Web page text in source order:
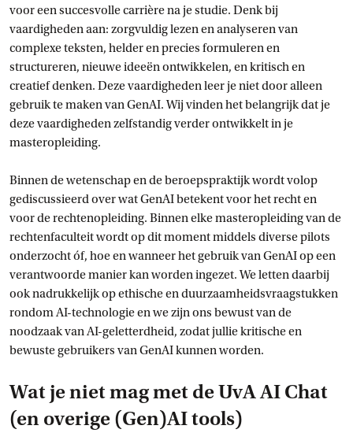
voor een succesvolle carrière na je studie. Denk bij
vaardigheden aan: zorgvuldig lezen en analyseren van
complexe teksten, helder en precies formuleren en
structureren, nieuwe ideeën ontwikkelen, en kritisch en
creatief denken. Deze vaardigheden leer je niet door alleen
gebruik te maken van GenAI. Wij vinden het belangrijk dat je
deze vaardigheden zelfstandig verder ontwikkelt in je
masteropleiding.
Binnen de wetenschap en de beroepspraktijk wordt volop
gediscussieerd over wat GenAI betekent voor het recht en
voor de rechtenopleiding. Binnen elke masteropleiding van de
rechtenfaculteit wordt op dit moment middels diverse pilots
onderzocht óf, hoe en wanneer het gebruik van GenAI op een
verantwoorde manier kan worden ingezet. We letten daarbij
ook nadrukkelijk op ethische en duurzaamheidsvraagstukken
rondom AI-technologie en we zijn ons bewust van de
noodzaak van AI-geletterdheid, zodat jullie kritische en
bewuste gebruikers van GenAI kunnen worden.
Wat je niet mag met de UvA AI Chat
(en overige (Gen)AI tools)